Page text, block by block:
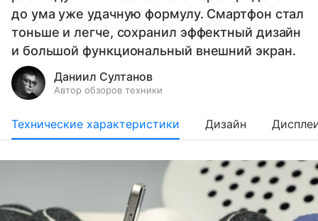
до ума уже удачную формулу. Смартфон стал
тоньше и легче, сохранил эффектный дизайн
и большой функциональный внешний экран.
Даниил Султанов
Автор обзоров техники
Технические характеристики Дизайн